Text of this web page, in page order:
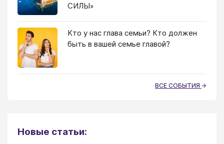
СИЛЫ»
Кто у нас глава семьи? Кто должен
быть в вашей семье главой?
ВСЕ СОБЫТИЯ
Новые статьи: